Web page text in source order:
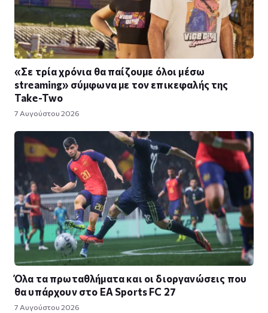
«Σε τρία χρόνια θα παίζουμε όλοι μέσω
streaming» σύμφωνα με τον επικεφαλής της
Take-Two
7 Αυγούστου 2026
Όλα τα πρωταθλήματα και οι διοργανώσεις που
θα υπάρχουν στο EA Sports FC 27
7 Αυγούστου 2026